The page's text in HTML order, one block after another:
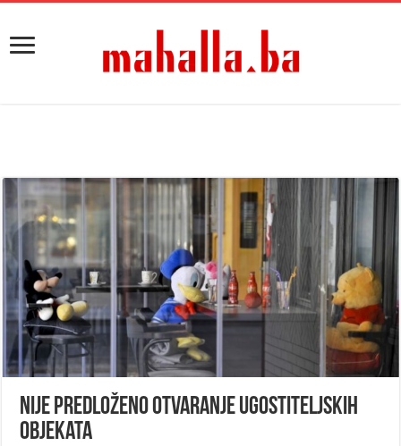
Nije predloženo otvaranje ugostiteljskih
objekata